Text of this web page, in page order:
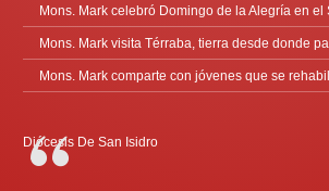
Mons. Mark celebró Domingo de la Alegría en el
Mons. Mark visita Térraba, tierra desde donde
Diócesis De San Isidro